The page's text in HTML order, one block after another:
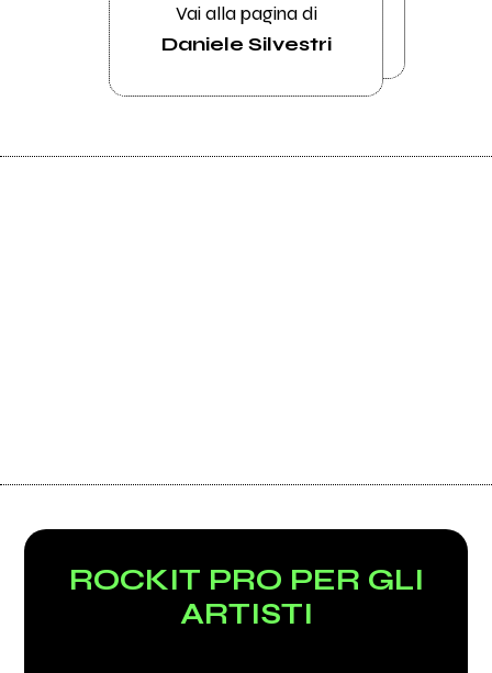
Vai alla pagina di
Daniele Silvestri
ROCKIT PRO PER GLI
ARTISTI